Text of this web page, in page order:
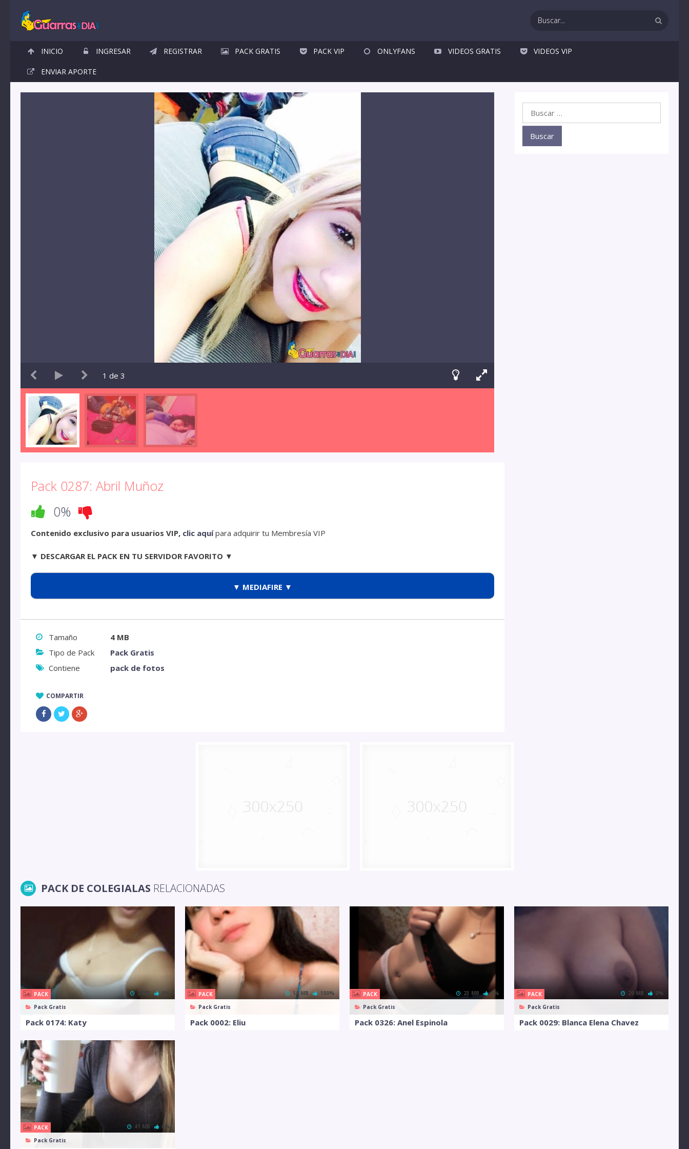
INICIO INGRESAR REGISTRAR PACK GRATIS PACK VIP ONLYFANS VIDEOS GRATIS VIDEOS VIP
ENVIAR APORTE
1 de 3
Pack 0287: Abril Muñoz
0%
Contenido exclusivo para usuarios VIP, clic aquípara adquirir tu Membresía VIP
▼ DESCARGAR EL PACK EN TU SERVIDOR FAVORITO ▼
▼ MEDIAFIRE ▼
Tamaño
4 MB
Tipo de Pack
Pack Gratis
Contiene
pack de fotos
COMPARTIR
PACK DE COLEGIALAS RELACIONADAS
PACK
Pack Gratis
2 MB 0%
Pack 0174: Katy
PACK
Pack Gratis
51 MB 100%
Pack 0002: Eliu
PACK
Pack Gratis
23 MB 0%
Pack 0326: Anel Espinola
PACK
Pack Gratis
20 MB 0%
Pack 0029: Blanca Elena Chavez
PACK
Pack Gratis
41 MB 0%